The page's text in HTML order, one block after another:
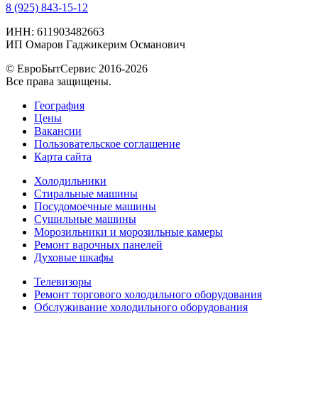
8 (925) 843-15-12
ИНН: 611903482663
ИП Омаров Гаджикерим Османович
© ЕвроБытСервис 2016-2026
Все права защищены.
География
Цены
Вакансии
Пользовательское соглашение
Карта сайта
Холодильники
Стиральные машины
Посудомоечные машины
Сушильные машины
Морозильники и морозильные камеры
Ремонт варочных панелей
Духовые шкафы
Телевизоры
Ремонт торгового холодильного оборудования
Обслуживание холодильного оборудования